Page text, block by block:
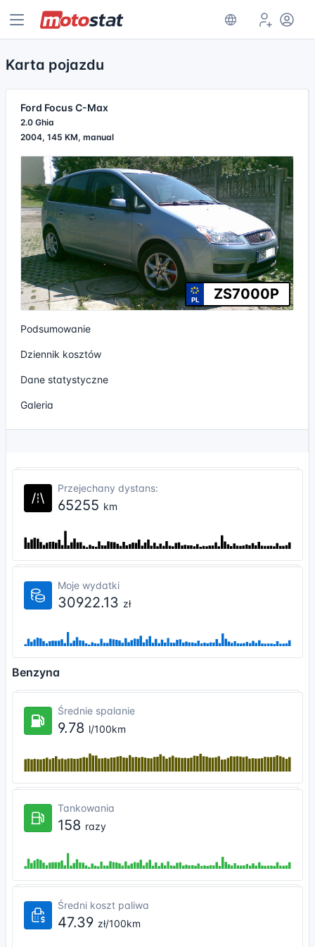
Karta pojazdu
Ford Focus C-Max
2.0 Ghia
2004, 145 KM, manual
PL ZS7000P
Podsumowanie
Dziennik kosztów
Dane statystyczne
Galeria
Przejechany dystans:
65255 km
Moje wydatki
30922.13 zł
Benzyna
Średnie spalanie
9.78 l/100km
Tankowania
158 razy
Średni koszt paliwa
47.39 zł/100km